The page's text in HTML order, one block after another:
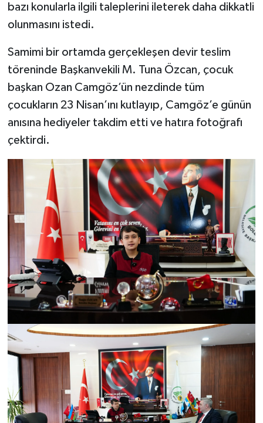
bazı konularla ilgili taleplerini ileterek daha dikkatli
olunmasını istedi.
Samimi bir ortamda gerçekleşen devir teslim
töreninde Başkanvekili M. Tuna Özcan, çocuk
başkan Ozan Camgöz’ün nezdinde tüm
çocukların 23 Nisan’ını kutlayıp, Camgöz’e günün
anısına hediyeler takdim etti ve hatıra fotoğrafı
çektirdi.